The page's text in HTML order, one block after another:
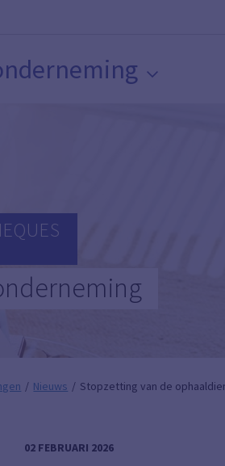
Nieuws Stopzetting van de
02 FEBRUARI 2026